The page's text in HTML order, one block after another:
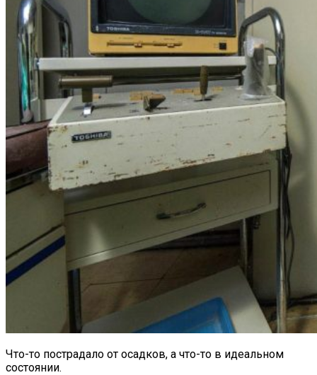
Что-то пострадало от осадков, а что-то в идеальном
состоянии.